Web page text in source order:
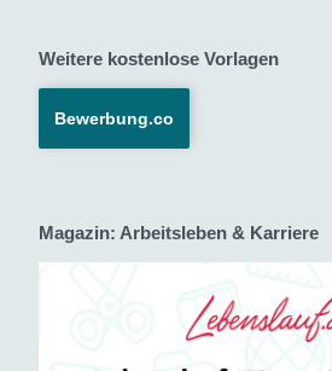
Weitere kostenlose Vorlagen
Bewerbung.co
Magazin: Arbeitsleben & Karriere